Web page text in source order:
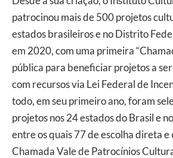
patrocinou mais de 500 projetos
estados brasileiros e no Distrito
em 2020, com uma primeira
pública para beneficiar projetos a
com recursos via Lei Federal de
todo, em seu primeiro ano, foram
projetos nos 24 estados do Brasil e
entre os quais 77 de escolha direta e
Chamada Vale de Patrocínios